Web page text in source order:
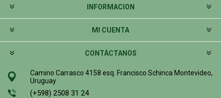
INFORMACION
MI CUENTA
CONTÁCTANOS
Camino Carrasco 4158 esq. Francisco Schinca Montevideo,
Uruguay
(+598) 2508 31 24